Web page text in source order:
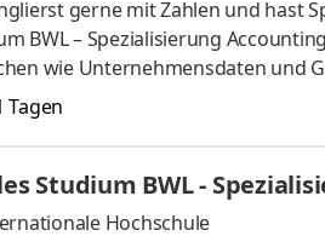
gerne mit Zahlen und hast
BWL – Spezialisierung
wie Unternehmensdaten und
Du kannst im April oder
Praxisphasen absolvierst Du bei
clausus oder
InhaltenDeine
Tagen
Studium BWL -
Hochschule